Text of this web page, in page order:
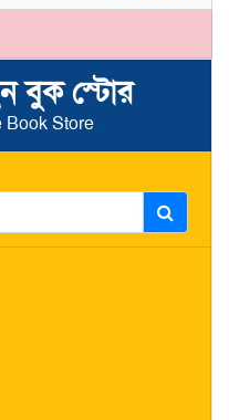
বুক স্টোর
Book Store